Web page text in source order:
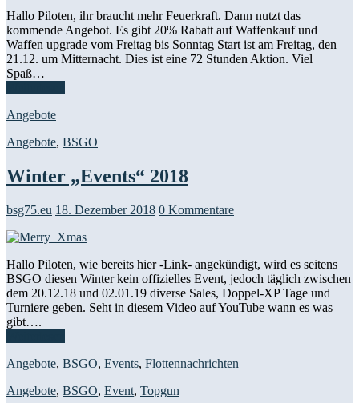
Hallo Piloten, ihr braucht mehr Feuerkraft. Dann nutzt das
kommende Angebot. Es gibt 20% Rabatt auf Waffenkauf und
Waffen upgrade vom Freitag bis Sonntag Start ist am Freitag, den
21.12. um Mitternacht. Dies ist eine 72 Stunden Aktion. Viel
Spaß…
Angebote
Angebote, BSGO
Winter „Events“ 2018
bsg75.eu 18. Dezember 2018 0 Kommentare
Hallo Piloten, wie bereits hier -Link- angekündigt, wird es seitens
BSGO diesen Winter kein offizielles Event, jedoch täglich zwischen
dem 20.12.18 und 02.01.19 diverse Sales, Doppel-XP Tage und
Turniere geben. Seht in diesem Video auf YouTube wann es was
gibt….
Angebote, BSGO, Events, Flottennachrichten
Angebote, BSGO, Event, Topgun